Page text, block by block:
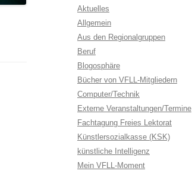
Aktuelles
Allgemein
Aus den Regionalgruppen
Beruf
Blogosphäre
Bücher von VFLL-Mitgliedern
Computer/Technik
Externe Veranstaltungen/Termine
Fachtagung Freies Lektorat
Künstlersozialkasse (KSK)
künstliche Intelligenz
Mein VFLL-Moment